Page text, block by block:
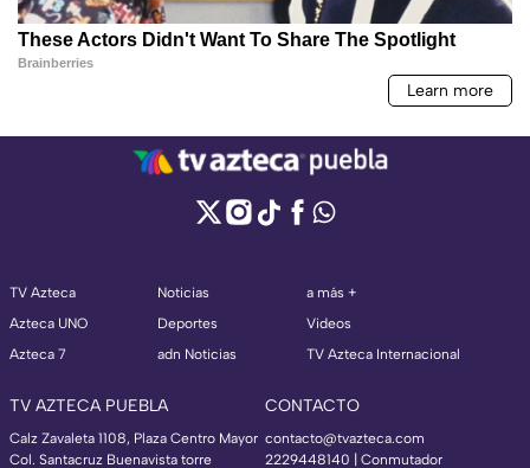
TV Azteca
Azteca UNO
Azteca 7
Noticias
Deportes
adn Noticias
a más +
Videos
TV Azteca Internacional
TV AZTECA PUEBLA
Calz Zavaleta 1108, Plaza Centro Mayor
Col. Santacruz Buenavista torre
CONTACTO
contacto@tvazteca.com
2229448140 | Conmutador